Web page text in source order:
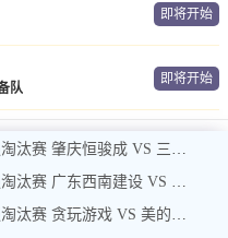
即将开始
队
即将开始
08月04日 佛山西甲足球联赛32强淘汰赛 肇庆恒骏成 VS 三七互娱 全场录像
08月04日 佛山西甲足球联赛32强淘汰赛 广东西南建设 VS 香港圣徒 全场录像
08月04日 佛山西甲足球联赛32强淘汰赛 贪玩游戏 VS 美的薪火 全场录像